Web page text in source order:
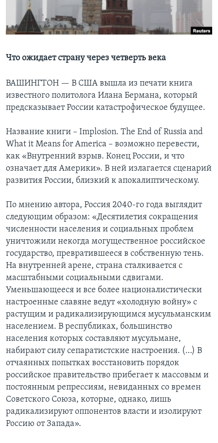
Learning English
Что ожидает страну через четверть века
ВАШИНГТОН — В США вышла из печати книга
известного политолога Илана Бермана, который
предсказывает России катастрофическое будущее.
Название книги – Implosion. The End of Russia and
What it Means for America – возможно перевести,
как «Внутренний взрыв. Конец России, и что
означает для Америки». В ней излагается сценарий
развития России, близкий к апокалиптическому.
По мнению автора, Россия 2040-го года выглядит
следующим образом: «Десятилетия сокращения
численности населения и социальных проблем
уничтожили некогда могущественное российское
государство, превратившееся в собственную тень.
На внутренней арене, страна сталкивается с
масштабными социальными сдвигами.
Уменьшающееся и все более националистически
настроенные славяне ведут «холодную войну» с
растущим и радикализирующимся мусульманским
населением. В республиках, большинство
населения которых составляют мусульмане,
набирают силу сепаратистские настроения. (…) В
отчаянных попытках восстановить порядок
российское правительство прибегает к массовым и
постоянным репрессиям, невиданных со времен
Советского Союза, которые, однако, лишь
радикализируют оппонентов власти и изолируют
Россию от Запада».